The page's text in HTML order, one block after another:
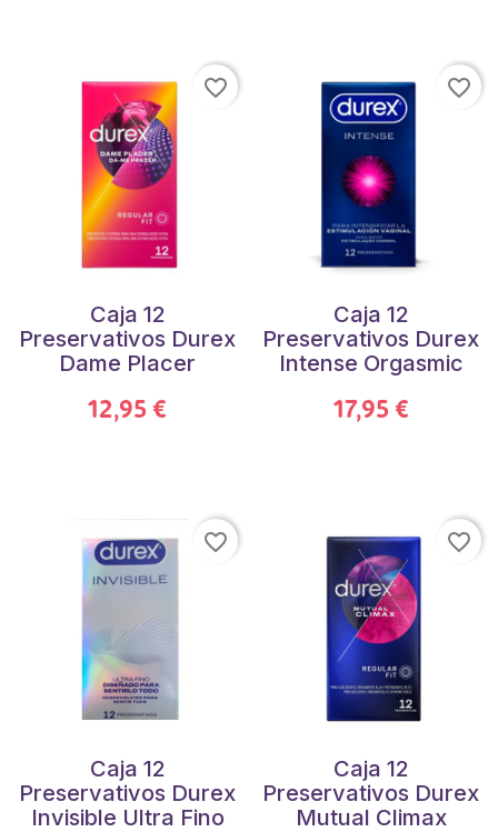
Caja 12
Preservativos Durex
Dame Placer
12,95 €
favorite_border
Caja 12
Preservativos Durex
Intense Orgasmic
17,95 €
favorite_border
Caja 12
Preservativos Durex
Invisible Ultra Fino
favorite_border
Caja 12
Preservativos Durex
Mutual Climax
favorite_border